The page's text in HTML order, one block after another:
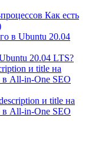
Как есть
в Ubuntu 20.04
20.04 LTS?
и title на
в All-in-One SEO
и title на
в All-in-One SEO